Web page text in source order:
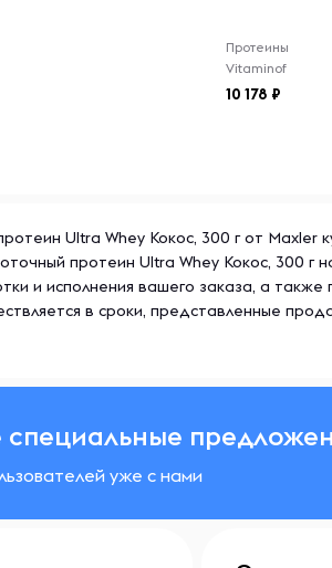
После открытия упаковки плотно
продукта.
добавок, которые помогают
здоровье. Продукция
и высокой эффективностью,
Протеины
Vitaminof
10 178
Ultra Whey Кокос, 300 г от Maxler
протеин Ultra Whey Кокос, 300 г
и исполнения вашего заказа, а
в сроки, представленные
специальные
уже с нами